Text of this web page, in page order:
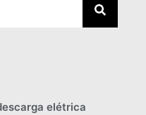
elétrica